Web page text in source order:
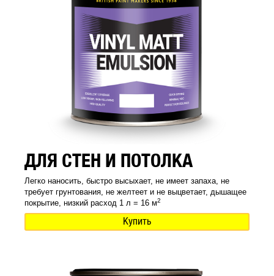
ДЛЯ СТЕН И ПОТОЛКА
Легко наносить, быстро высыхает, не имеет запаха, не
требует грунтования, не желтеет и не выцветает, дышащее
покрытие, низкий расход 1 л = 16 м2
Купить